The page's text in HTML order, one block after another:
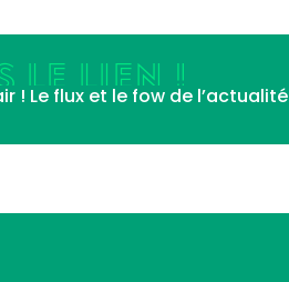
LE LIEN !
! Le flux et le fow de